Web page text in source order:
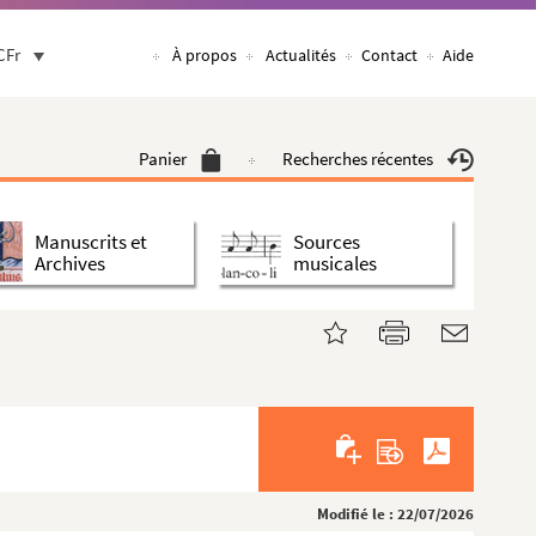
À propos Actualités Contact Aide
Panier Recherches récentes
Manuscrits et
Archives
Sources
musicales
Modifié le : 22/07/2026